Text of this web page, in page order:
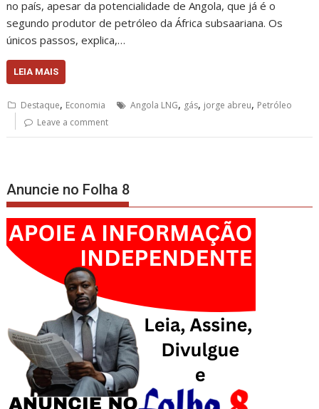
no país, apesar da potencialidade de Angola, que já é o
segundo produtor de petróleo da África subsaariana. Os
únicos passos, explica,…
LEIA MAIS
Destaque, Economia Angola LNG, gás, jorge abreu, Petróleo
Leave a comment
Anuncie no Folha 8